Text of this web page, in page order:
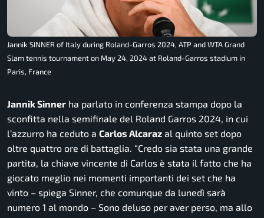
Jannik SINNER of Italy during Roland-Garros 2024, ATP and WTA Grand
Slam tennis tournament on May 24, 2024 at Roland-Garros stadium in
Paris, France
Jannik Sinner ha parlato in conferenza stampa dopo la
sconfitta nella semifinale del Roland Garros 2024, in cui
l’azzurro ha ceduto a Carlos Alcaraz al quinto set dopo
oltre quattro ore di battaglia. “Credo sia stata una grande
partita, la chiave vincente di Carlos è stata il fatto che ha
giocato meglio nei momenti importanti dei set che ha
vinto – spiega Sinner, che comunque da lunedì sarà
numero 1 al mondo – Sono deluso per aver perso, ma allo